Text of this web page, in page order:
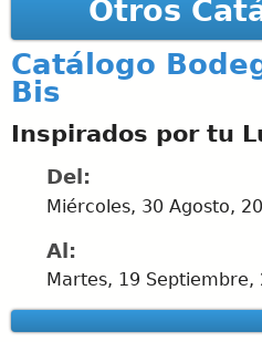
Otros
Catálogo
Bis
Inspirados por tu
Del:
Miércoles, 30 Agosto,
Al:
Martes, 19 Septiembre,